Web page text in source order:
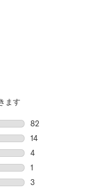
ます
82
星5個の82件の
14
星4個の14件の
4
星3個の4件の
1
星2個の1件のレ
3